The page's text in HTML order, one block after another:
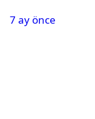
7 ay önce